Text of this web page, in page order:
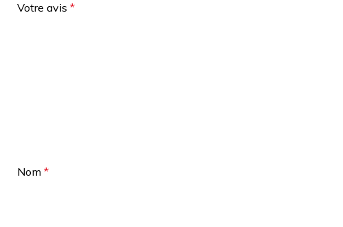
Votre avis *
Nom *